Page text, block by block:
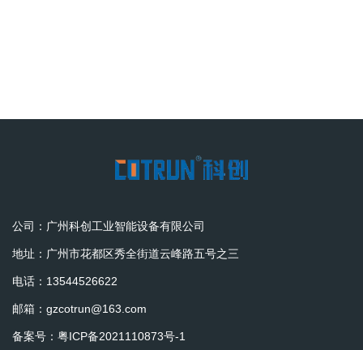
公司：广州科创工业智能设备有限公司
地址：广州市花都区秀全街道云峰路五号之三
电话：13544526622
邮箱：gzcotrun@163.com
备案号： 粤ICP备2021110873号-1